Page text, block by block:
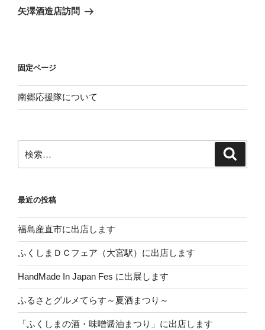
ゲ
ン
の
矢澤酒造店訪問
固定ページ
南郷応援隊について
索:
最近の投稿
福島産直市に出店します
ふくしまＤＣフェア（大宮駅）に出店します
HandMade In Japan Fes に出展します
ふるさとグルメてらす～夏酒まつり～
「ふくしまの酒・味噌醤油まつり」に出店します